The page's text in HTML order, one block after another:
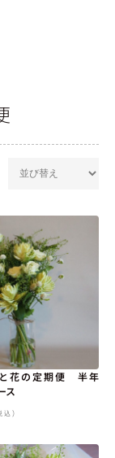
花の定期便 半年
ス
込)